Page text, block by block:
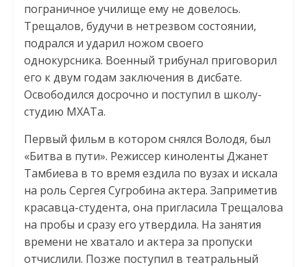
пограничное училище ему не довелось.
Трещалов, будучи в нетрезвом состоянии,
подрался и ударил ножом своего
однокурсника. Военный трибунал приговорил
его к двум годам заключения в дисбате.
Освободился досрочно и поступил в школу-
студию МХАТа.
Первый фильм в котором снялся Володя, был
«Битва в пути». Режиссер киноленты Джанет
Тамбиева в то время ездила по вузах и искала
на роль Сергея Сугробина актера. Заприметив
красавца-студента, она пригласила Трещалова
на пробы и сразу его утвердила. На занятия
времени не хватало и актера за пропуски
отчислили. Позже поступил в театральный